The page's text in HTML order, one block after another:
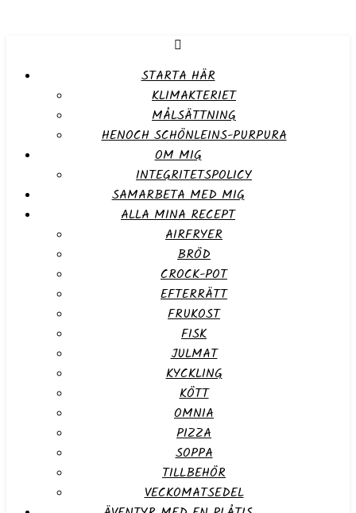
STARTA HÄR
KLIMAKTERIET
MÅLSÄTTNING
HENOCH SCHÖNLEINS-PURPURA
OM MIG
INTEGRITETSPOLICY
SAMARBETA MED MIG
ALLA MINA RECEPT
AIRFRYER
BRÖD
CROCK-POT
EFTERRÄTT
FRUKOST
FISK
JULMAT
KYCKLING
KÖTT
OMNIA
PIZZA
SOPPA
TILLBEHÖR
VECKOMATSEDEL